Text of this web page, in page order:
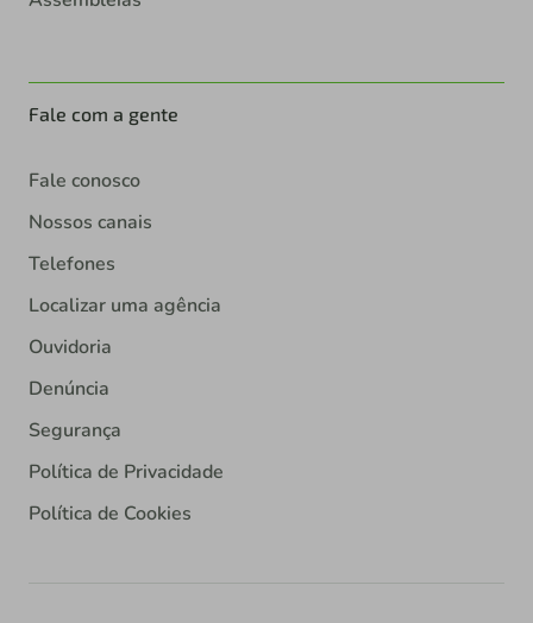
Fale com a gente
Fale conosco
Nossos canais
Telefones
Localizar uma agência
Ouvidoria
Denúncia
Segurança
Política de Privacidade
Política de Cookies